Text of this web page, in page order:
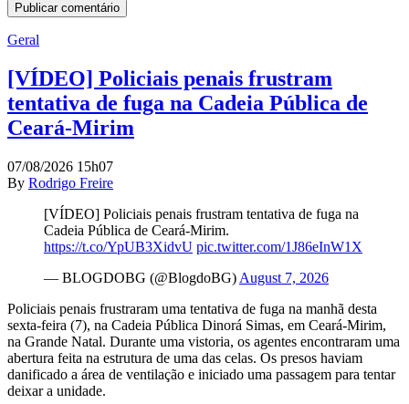
Geral
[VÍDEO] Policiais penais frustram
tentativa de fuga na Cadeia Pública de
Ceará-Mirim
07/08/2026 15h07
By Rodrigo Freire
[VÍDEO] Policiais penais frustram tentativa de fuga na
Cadeia Pública de Ceará-Mirim.
https://t.co/YpUB3XidvU pic.twitter.com/1J86eInW1X
— BLOGDOBG (@BlogdoBG) August 7, 2026
Policiais penais frustraram uma tentativa de fuga na manhã desta
sexta-feira (7), na Cadeia Pública Dinorá Simas, em Ceará-Mirim,
na Grande Natal. Durante uma vistoria, os agentes encontraram uma
abertura feita na estrutura de uma das celas. Os presos haviam
danificado a área de ventilação e iniciado uma passagem para tentar
deixar a unidade.